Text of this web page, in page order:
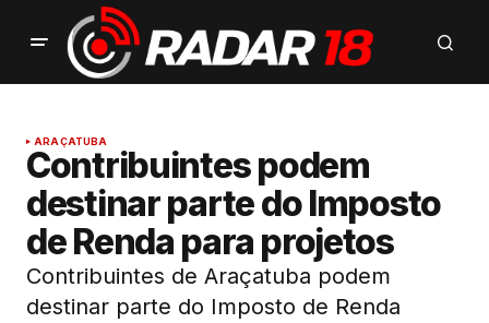
ARAÇATUBA
Contribuintes podem
destinar parte do Imposto
de Renda para projetos
Contribuintes de Araçatuba podem
destinar parte do Imposto de Renda